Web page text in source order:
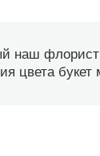
наш
цвета букет